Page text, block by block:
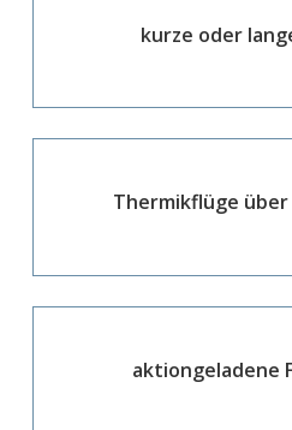
kurze oder
Thermikflüge
aktiongeladene